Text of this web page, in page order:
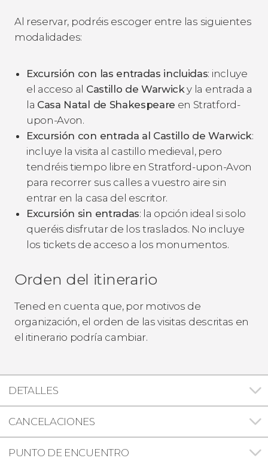
Al reservar, podréis escoger entre las siguientes
modalidades:
Excursión con las entradas incluidas: incluye
el acceso al Castillo de Warwick y la entrada a
la Casa Natal de Shakespeare en Stratford-
upon-Avon.
Excursión con entrada al Castillo de Warwick:
incluye la visita al castillo medieval, pero
tendréis tiempo libre en Stratford-upon-Avon
para recorrer sus calles a vuestro aire sin
entrar en la casa del escritor.
Excursión sin entradas: la opción ideal si solo
queréis disfrutar de los traslados. No incluye
los tickets de acceso a los monumentos.
Orden del itinerario
Tened en cuenta que, por motivos de
organización, el orden de las visitas descritas en
el itinerario podría cambiar.
DETALLES
CANCELACIONES
PUNTO DE ENCUENTRO